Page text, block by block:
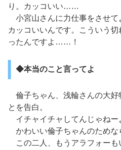
り。カッコいい……
小宮山さんに力仕事をさせて
カッコいいんです。こういう
ったんですよ……！
◆本当のこと言ってよ
倫子ちゃん、浅輪さんの大好
とを告白。
イチャイチャしてんじゃねー
かわいい倫子ちゃんのためな
この二人、もうアラフォーも